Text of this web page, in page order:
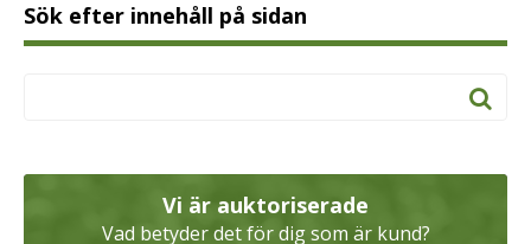
Sök efter innehåll på sidan
Vi är auktoriserade
Vad betyder det för dig som är kund?